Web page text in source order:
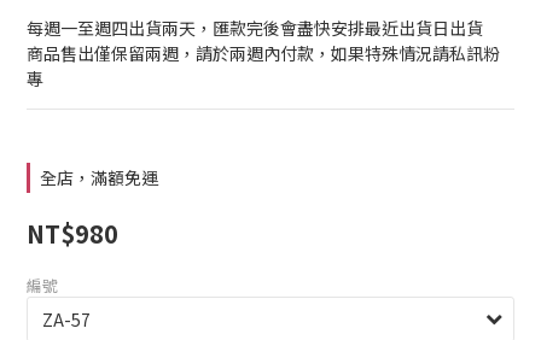
每週一至週四出貨兩天，匯款完後會盡快安排最近出貨日出貨
商品售出僅保留兩週，請於兩週內付款，如果特殊情況請私訊粉
專
全店，滿額免運
NT$980
編號